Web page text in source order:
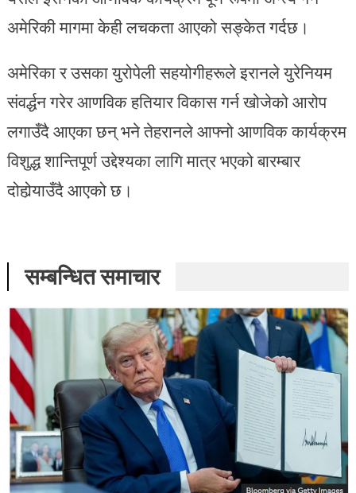
अमेरिकी मागमा केही लचकता आएको सङ्केत गर्दछ।
अमेरिका र उसका युरोपेली सहयोगीहरूले इरानले युरेनियम
संवर्द्धन गरेर आणविक हतियार विकास गर्न खोजेको आरोप
लगाउँदै आएका छन् भने तेहरानले आफ्नो आणविक कार्यक्रम
विशुद्ध शान्तिपूर्ण उद्देश्यका लागि मात्र भएको बारम्बार
दोहोर्‍याउँदै आएको छ।
सम्बन्धित समाचार